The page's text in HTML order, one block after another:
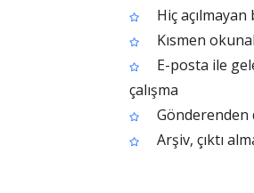
Hiç
Kısmen
E-posta ile
çalışma
Gönderenden
Arşiv, çıktı